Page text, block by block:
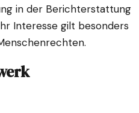
in der Berichterstattung
Interesse gilt besonders